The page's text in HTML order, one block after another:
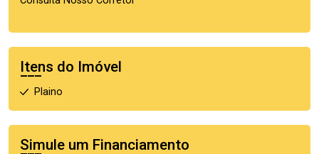
Itens do Imóvel
Plaino
Simule um Financiamento